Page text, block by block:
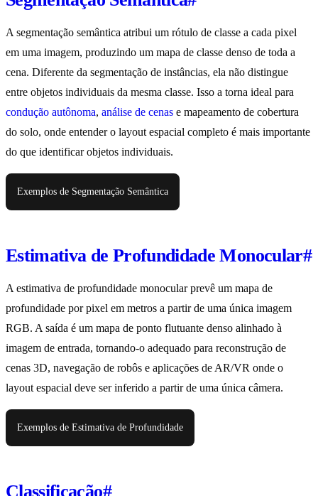
A segmentação semântica atribui um rótulo de classe a cada pixel
em uma imagem, produzindo um mapa de classe denso de toda a
cena. Diferente da segmentação de instâncias, ela não distingue
entre objetos individuais da mesma classe. Isso a torna ideal para
condução autônoma, análise de cenas e mapeamento de cobertura
do solo, onde entender o layout espacial completo é mais importante
do que identificar objetos individuais.
Exemplos de Segmentação Semântica
Estimativa de Profundidade Monocular#
A estimativa de profundidade monocular prevê um mapa de
profundidade por pixel em metros a partir de uma única imagem
RGB. A saída é um mapa de ponto flutuante denso alinhado à
imagem de entrada, tornando-o adequado para reconstrução de
cenas 3D, navegação de robôs e aplicações de AR/VR onde o
layout espacial deve ser inferido a partir de uma única câmera.
Exemplos de Estimativa de Profundidade
Classificação#